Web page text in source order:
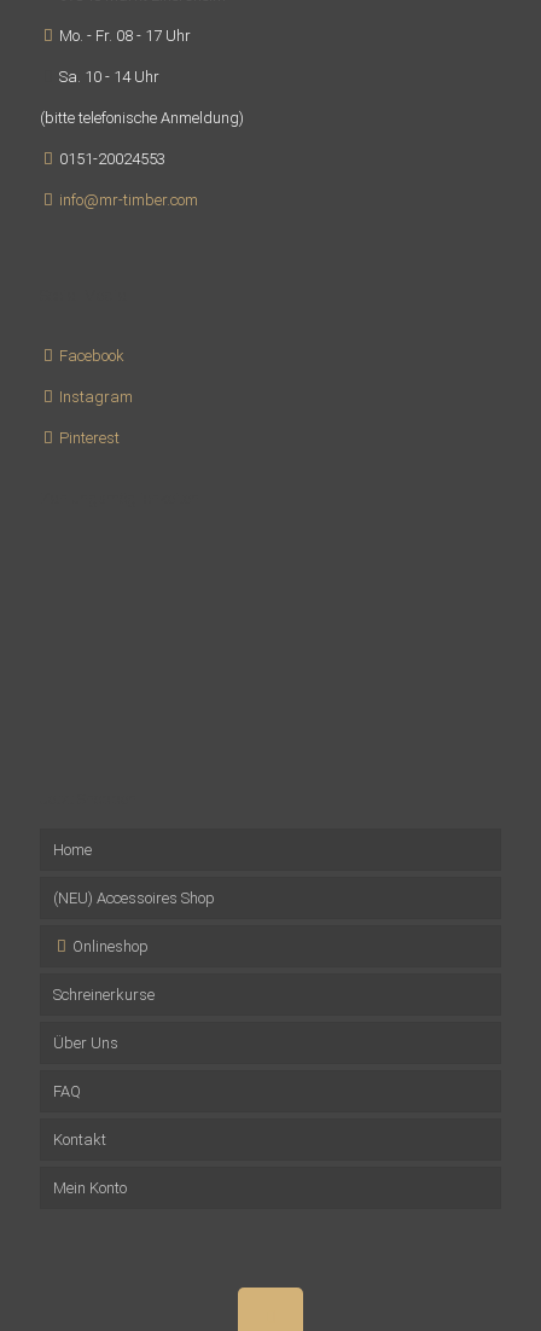
Mo. - Fr. 08 - 17 Uhr
Sa. 10 - 14 Uhr
(bitte telefonische Anmeldung)
0151-20024553
info@mr-timber.com
Facebook
Instagram
Pinterest
Home
(NEU) Accessoires Shop
Onlineshop
Musterpakete
Wandverkleidungen
Mehrschichtplatten
Altholzbalken
Zubehör
Schreinerkurse
Firmenevents
Impressionen
Über Uns
Team
Versprechen
Presse
FAQ
Kontakt
Mein Konto